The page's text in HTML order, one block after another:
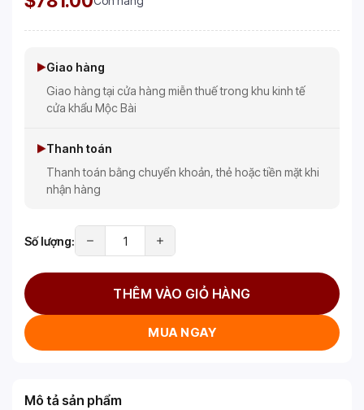
Giao hàng
Giao hàng tại cửa hàng miễn thuế trong khu kinh tế
cửa khẩu Mộc Bài
Thanh toán
Thanh toán bằng chuyển khoản, thẻ hoặc tiền mặt khi
nhận hàng
Số lượng:
THÊM VÀO GIỎ HÀNG
MUA NGAY
Mô tả sản phẩm